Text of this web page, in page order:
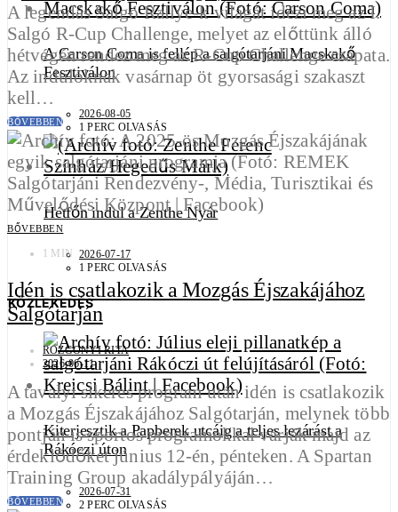
A Carson Coma is fellép a salgótarjáni Macskakő
Fesztiválon
2026-08-05
1 PERC OLVASÁS
Hétfőn indul a Zenthe Nyár
2026-07-17
1 PERC OLVASÁS
KÖZLEKEDÉS
Kiterjesztik a Papberek utcáig a teljes lezárást a
Rákóczi úton
2026-07-31
2 PERC OLVASÁS
A legendás Salgó Rallye-k világát idézi meg az I.
Salgó R-Cup Challenge, melyet az előttünk álló
hétvégén rendez meg az R-Cup Challenge csapata.
Az indulóknak vasárnap öt gyorsasági szakaszt
kell…
BŐVEBBEN
BŐVEBBEN
1 MIN
Idén is csatlakozik a Mozgás Éjszakájához
Salgótarján
ROZGONYI RITA
2026-06-11
A tavalyi sikeres program után idén is csatlakozik
a Mozgás Éjszakájához Salgótarján, melynek több
pontján is sportos programokkal várják majd az
érdeklődőket június 12-én, pénteken. A Spartan
Training Group akadálypályáján…
BŐVEBBEN